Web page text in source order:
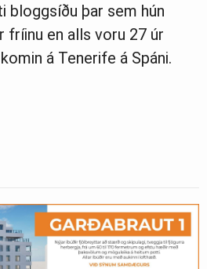
bloggsíðu þar sem hún
fríinu en alls voru 27 úr
á Tenerife á Spáni.